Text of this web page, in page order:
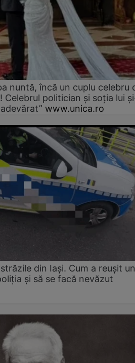
nuntă, încă un cuplu celebru
Celebrul politician și soția lui
www.unica.ro
din Iași. Cum a reușit un
și să se facă nevăzut